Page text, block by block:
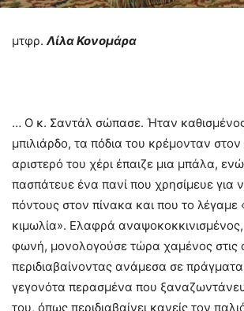
μτφρ. Λίλα Κονομάρα
… Ο κ. Σαντάλ σώπασε. Ήταν
μπιλιάρδο, τα πόδια του κρέμονταν
αριστερό του χέρι έπαιζε μια μπάλα,
πασπάτευε ένα πανί που χρησίμευε για
πόντους στον πίνακα και που το λέγαμε
κιμωλία». Ελαφρά
φωνή, μονολογούσε τώρα χαμένος στις
περιδιαβαίνοντας ανάμεσα σε
γεγονότα περασμένα που
του, όπως περιδιαβαίνει κανείς τον